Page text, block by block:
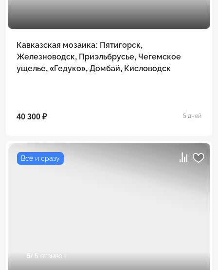
Кавказская мозаика: Пятигорск,
Железноводск, Приэльбрусье, Чегемское
ущелье, «Гедуко», Домбай, Кисловодск
40 300 ₽ 5 дней
Всё и сразу
5/ 5 отзывов